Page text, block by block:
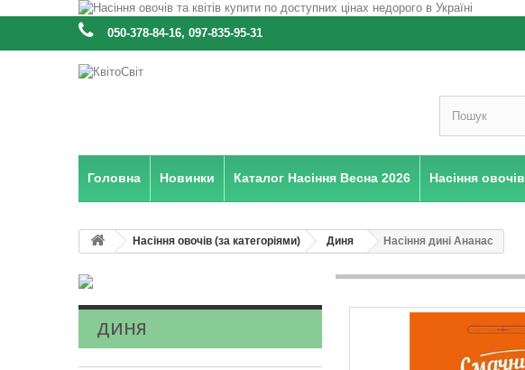
: 050-378-84-16, 097-835-95-31
Головна Новинки Каталог Насіння Весна 2026 Насіння овочів
Насіння овочів (за категоріями) Диня Насіння дині Ананас
ДИНЯ